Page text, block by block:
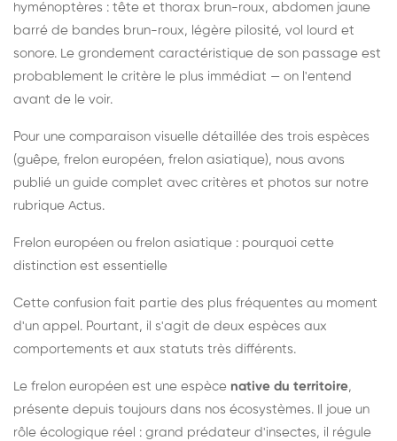
hyménoptères : tête et thorax brun-roux, abdomen jaune
barré de bandes brun-roux, légère pilosité, vol lourd et
sonore. Le grondement caractéristique de son passage est
probablement le critère le plus immédiat — on l'entend
avant de le voir.
Pour une comparaison visuelle détaillée des trois espèces
(guêpe, frelon européen, frelon asiatique), nous avons
publié un guide complet avec critères et photos sur notre
rubrique Actus.
Frelon européen ou frelon asiatique : pourquoi cette
distinction est essentielle
Cette confusion fait partie des plus fréquentes au moment
d'un appel. Pourtant, il s'agit de deux espèces aux
comportements et aux statuts très différents.
Le frelon européen est une espèce native du territoire,
présente depuis toujours dans nos écosystèmes. Il joue un
rôle écologique réel : grand prédateur d'insectes, il régule